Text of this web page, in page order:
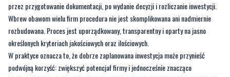
przez przygotowanie dokumentacji, po wydanie decyzji i rozliczanie inwestycji.
Wbrew obawom wielu firm procedura nie jest skomplikowana ani nadmiernie
rozbudowana. Proces jest uporządkowany, transparentny i oparty na jasno
określonych kryteriach jakościowych oraz ilościowych.
W praktyce oznacza to, że dobrze zaplanowana inwestycja może przynieść
podwójną korzyść: zwiększyć potencjał firmy i jednocześnie znacząco